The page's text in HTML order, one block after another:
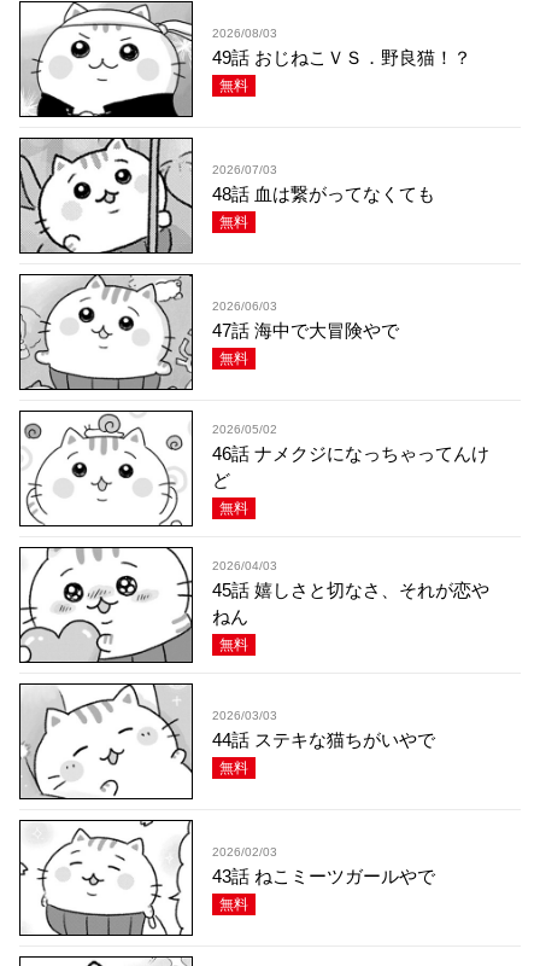
2026/08/03
49話 おじねこＶＳ．野良猫！？
無料
2026/07/03
48話 血は繋がってなくても
無料
2026/06/03
47話 海中で大冒険やで
無料
2026/05/02
46話 ナメクジになっちゃってんけ
ど
無料
2026/04/03
45話 嬉しさと切なさ、それが恋や
ねん
無料
2026/03/03
44話 ステキな猫ちがいやで
無料
2026/02/03
43話 ねこミーツガールやで
無料